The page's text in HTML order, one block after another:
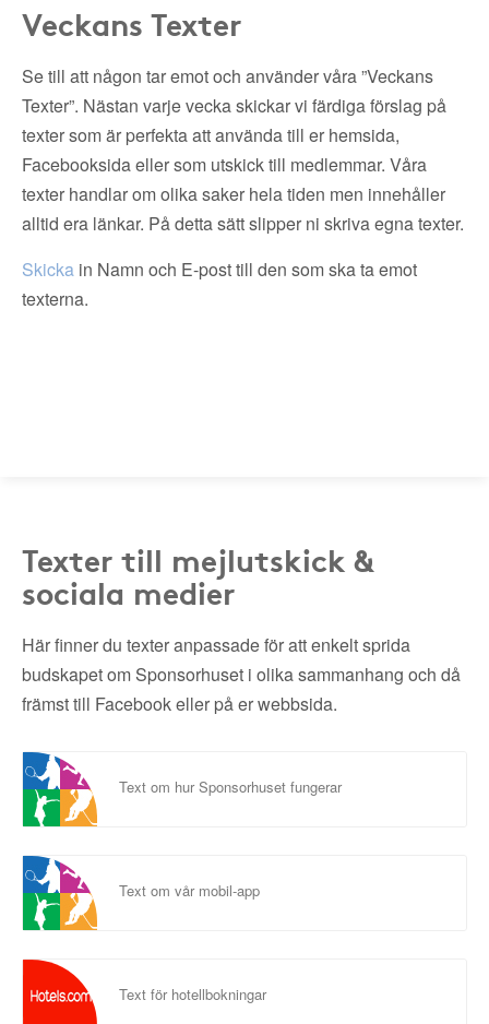
Veckans Texter
Se till att någon tar emot och använder våra ”Veckans
Texter”. Nästan varje vecka skickar vi färdiga förslag på
texter som är perfekta att använda till er hemsida,
Facebooksida eller som utskick till medlemmar. Våra
texter handlar om olika saker hela tiden men innehåller
alltid era länkar. På detta sätt slipper ni skriva egna texter.
Skicka in Namn och E-post till den som ska ta emot
texterna.
Texter till mejlutskick &
sociala medier
Här finner du texter anpassade för att enkelt sprida
budskapet om Sponsorhuset i olika sammanhang och då
främst till Facebook eller på er webbsida.
Text om hur Sponsorhuset fungerar
Text om vår mobil-app
Text för hotellbokningar